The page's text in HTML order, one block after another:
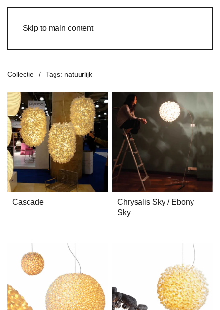
Skip to main content
Collectie Tags: natuurlijk
Cascade
Chrysalis Sky / Ebony
Sky